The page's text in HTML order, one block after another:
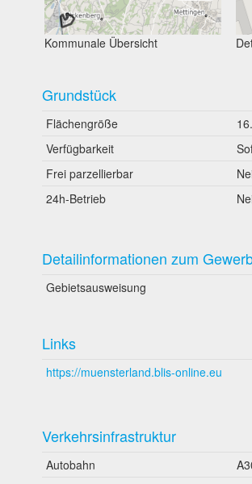
Kommunale Übersicht
Grundstück
Flächengröße
Verfügbarkeit
Frei parzellierbar
24h-Betrieb
Detailinformationen zum
Gebietsausweisung
Links
https://muensterland.blis-online.eu
Verkehrsinfrastruktur
Autobahn